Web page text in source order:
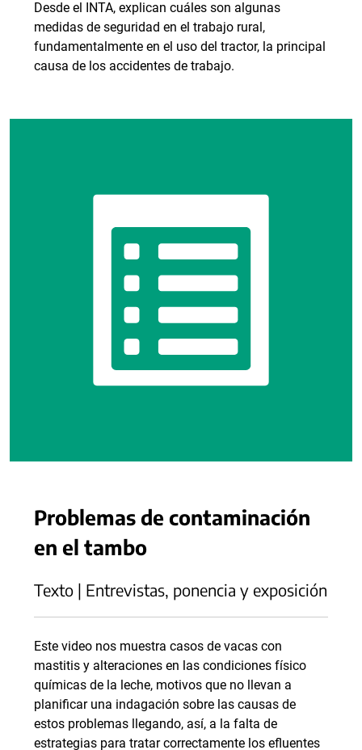
Desde el INTA, explican cuáles son algunas
medidas de seguridad en el trabajo rural,
fundamentalmente en el uso del tractor, la principal
causa de los accidentes de trabajo.
Problemas de contaminación
en el tambo
Texto | Entrevistas, ponencia y exposición
Este video nos muestra casos de vacas con
mastitis y alteraciones en las condiciones físico
químicas de la leche, motivos que no llevan a
planificar una indagación sobre las causas de
estos problemas llegando, así, a la falta de
estrategias para tratar correctamente los efluentes